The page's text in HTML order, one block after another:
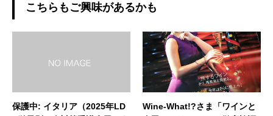
こちらもご興味があるかも
保護中: イタリア（2025年LD
Wine-What!?さま「ワインと